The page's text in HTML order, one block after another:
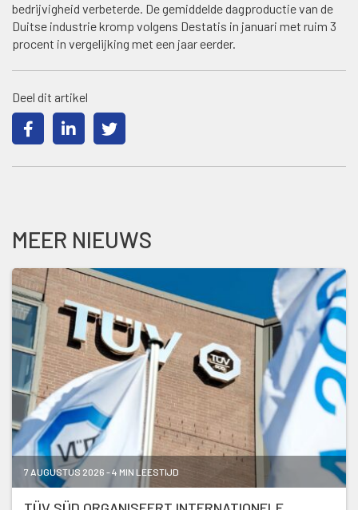
bedrijvigheid verbeterde. De gemiddelde dagproductie van de
Duitse industrie kromp volgens Destatis in januari met ruim 3
procent in vergelijking met een jaar eerder.
Deel dit artikel
MEER NIEUWS
7 AUGUSTUS 2026 - 4 MIN LEESTIJD